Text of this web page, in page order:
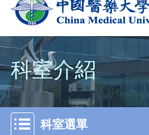
科室介紹
科室選單